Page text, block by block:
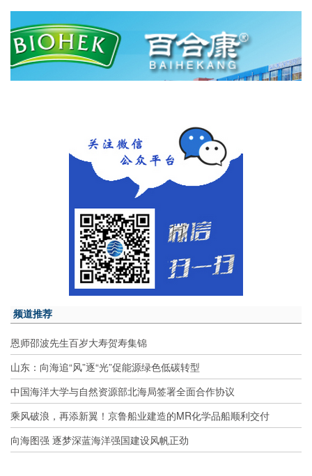
频道推荐
恩师邵波先生百岁大寿贺寿集锦
山东：向海追“风”逐“光”促能源绿色低碳转型
中国海洋大学与自然资源部北海局签署全面合作协议
乘风破浪，再添新翼！京鲁船业建造的MR化学品船顺利交付
向海图强 逐梦深蓝海洋强国建设风帆正劲